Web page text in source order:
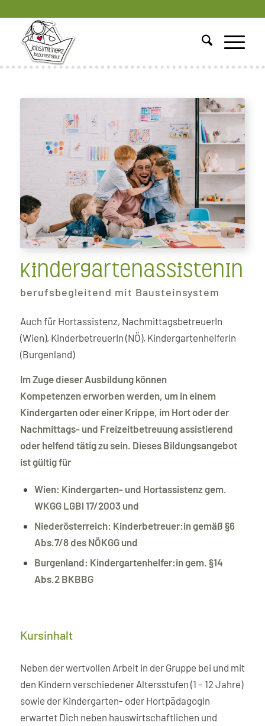
KindergartenassistenIn
berufsbegleitend mit Bausteinsystem
Auch für Hortassistenz, NachmittagsbetreuerIn
(Wien), KinderbetreuerIn (NÖ), KindergartenhelferIn
(Burgenland)
Im Zuge dieser Ausbildung können
Kompetenzen erworben werden, um in einem
Kindergarten oder einer Krippe, im Hort oder der
Nachmittags- und Freizeitbetreuung assistierend
oder helfend tätig zu sein. Dieses Bildungsangebot
ist gültig für
Wien: Kindergarten- und Hortassistenz gem.
WKGG LGBl 17/2003 und
Niederösterreich: Kinderbetreuer:in gemäß §6
Abs.7/8 des NÖKGG und
Burgenland: Kindergartenhelfer:in gem. §14
Abs.2 BKBBG
Kursinhalt
Neben der wertvollen Arbeit in der Gruppe bei und mit
den Kindern verschiedener Altersstufen (1 – 12 Jahre)
sowie der Kindergarten- oder Hortpädagogin
erwartet Dich neben hauswirtschaftlichen und